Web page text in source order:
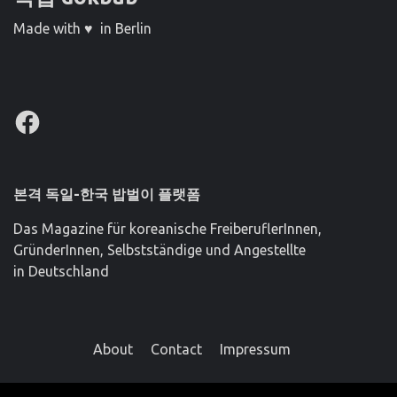
Made with ♥ in Berlin
Facebook
본격 독일-한국 밥벌이 플랫폼
Das Magazine für koreanische FreiberuflerInnen,
GründerInnen, Selbstständige und Angestellte
in Deutschland
About Contact Impressum